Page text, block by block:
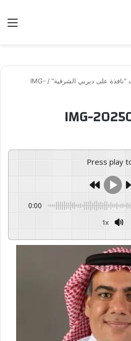
على ديربي الشرقية" /
IMG-
IMG-
Press play
0:00
1x